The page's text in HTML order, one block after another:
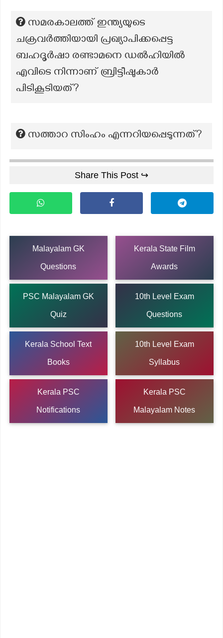
സമരകാലത്ത് ഇന്ത്യയുടെ
ചക്രവർത്തിയായി പ്രഖ്യാപിക്കപ്പെട്ട
ബഹദൂർഷാ രണ്ടാമനെ ഡൽഹിയിൽ
എവിടെ നിന്നാണ് ബ്രിട്ടീഷുകാർ
പിടികൂടിയത്?
സത്താറ സിംഹം എന്നറിയപ്പെടുന്നത്?
Share This Post ↪
Malayalam GK
Questions
Kerala State Film
Awards
PSC Malayalam GK
Quiz
10th Level Exam
Questions
Kerala School Text
Books
10th Level Exam
Syllabus
Kerala PSC
Notifications
Kerala PSC
Malayalam Notes